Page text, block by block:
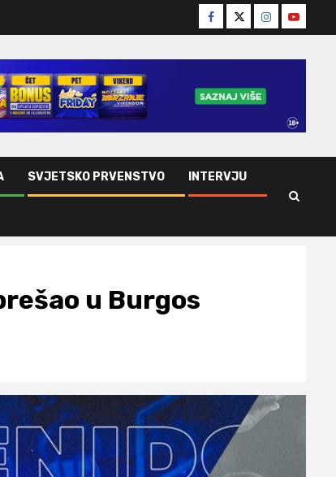
Facebook
TwitterInstagram
Youtube
SVJETSKO PRVENSTVO INTERVJU
u Burgos